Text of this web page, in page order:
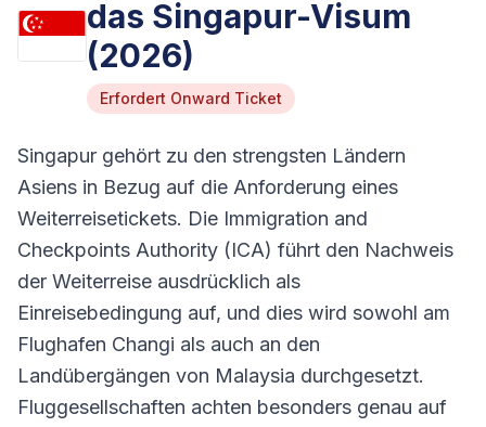
das Singapur-Visum
(2026)
Erfordert Onward Ticket
Singapur gehört zu den strengsten Ländern
Asiens in Bezug auf die Anforderung eines
Weiterreisetickets. Die Immigration and
Checkpoints Authority (ICA) führt den Nachweis
der Weiterreise ausdrücklich als
Einreisebedingung auf, und dies wird sowohl am
Flughafen Changi als auch an den
Landübergängen von Malaysia durchgesetzt.
Fluggesellschaften achten besonders genau auf